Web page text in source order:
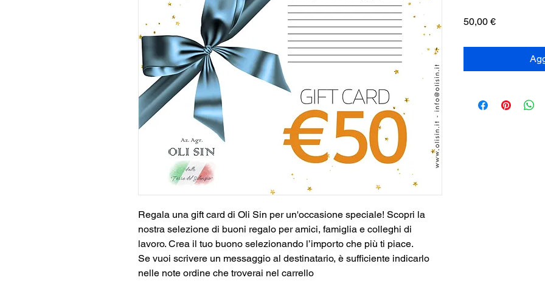
Regala una gift card di Oli Sin per un'occasione speciale! Scopri la
nostra selezione di buoni regalo per amici, famiglia e colleghi di
lavoro. Crea il tuo buono selezionando l’importo che più ti piace.
Se vuoi scrivere un messaggio al destinatario, è sufficiente indicarlo
nelle note ordine che troverai nel carrello
50,00 €Prezzo